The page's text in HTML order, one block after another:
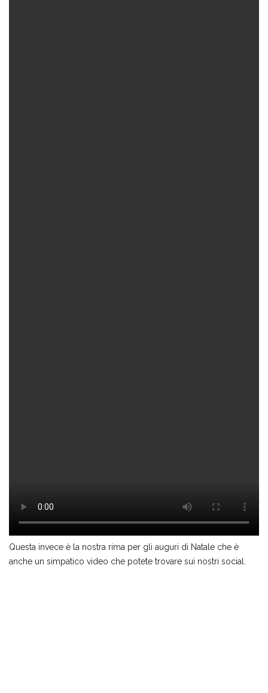
Questa invece è la nostra rima per gli auguri di Natale che è
anche un simpatico video che potete trovare sui nostri social.